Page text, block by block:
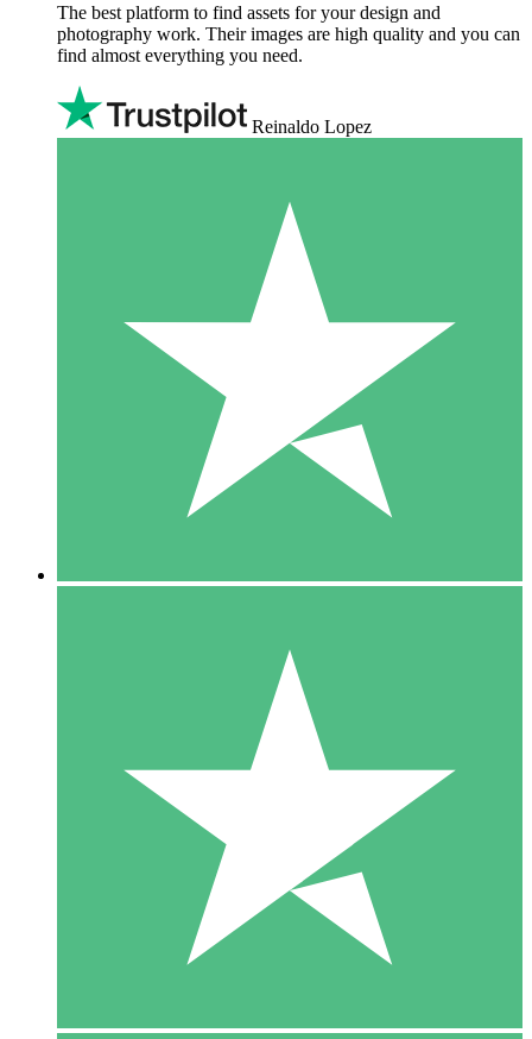
The best platform to find assets for your design and
photography work. Their images are high quality and you can
find almost everything you need.
Reinaldo Lopez